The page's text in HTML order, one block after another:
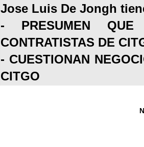
Jose Luis De Jongh
- PRESUMEN
CONTRATISTAS DE
- CUESTIONAN
CITGO